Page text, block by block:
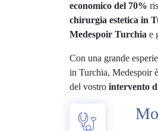
economico del 70%
chirurgia estetica in
Medespoir Turchia e
Con una grande
in Turchia, Medespoir
del vostro intervento